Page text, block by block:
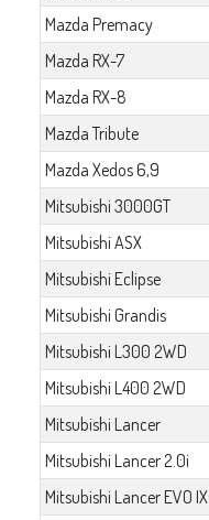
Mazda Premacy
Mazda RX-7
Mazda RX-8
Mazda Tribute
Mazda Xedos 6,9
Mitsubishi 3000GT
Mitsubishi ASX
Mitsubishi Eclipse
Mitsubishi Grandis
Mitsubishi L300 2WD
Mitsubishi L400 2WD
Mitsubishi Lancer
Mitsubishi Lancer 2.0i
Mitsubishi Lancer EVO IX